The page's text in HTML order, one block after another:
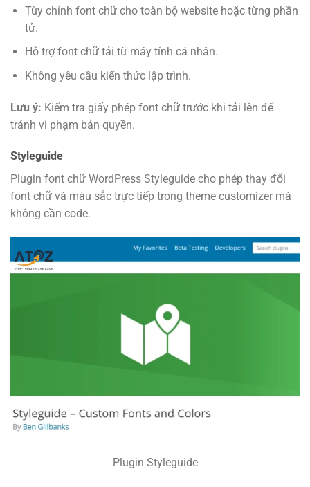
Tùy chỉnh font chữ cho toàn bộ website hoặc từng phần
tử.
Hỗ trợ font chữ tải từ máy tính cá nhân.
Không yêu cầu kiến thức lập trình.
Lưu ý: Kiểm tra giấy phép font chữ trước khi tải lên để
tránh vi phạm bản quyền.
Styleguide
Plugin font chữ WordPress Styleguide cho phép thay đổi
font chữ và màu sắc trực tiếp trong theme customizer mà
không cần code.
Plugin Styleguide